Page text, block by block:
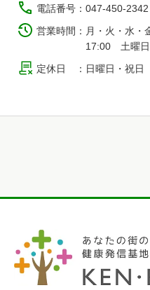
電話番号 ： 047-450-2342
営業時間 ： 月・火・水
17:00 土曜
定休日
： 日曜日・祝日